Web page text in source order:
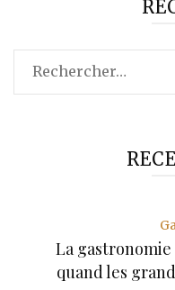
Rechercher :
La gastronomie
quand les